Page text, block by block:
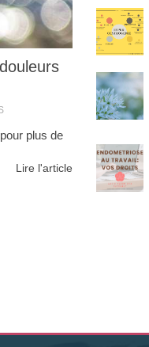
plus de
Lire l'article